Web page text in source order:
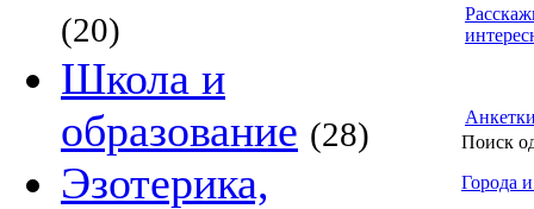
(20)
Школа и
образование (28)
Эзотерика,
Поиск
Города